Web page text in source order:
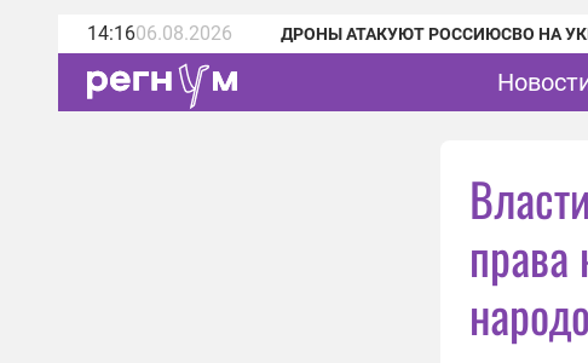
14:1606.08.2026 ДРОНЫ АТАКУЮТ РОССИЮСВО НА